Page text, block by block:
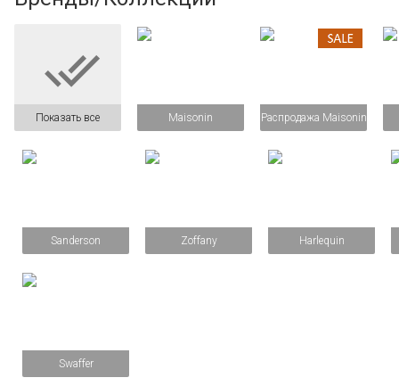

Показать все Maisonin Распродажа Maisonin
Sanderson Zoffany Harlequin
Swaffer